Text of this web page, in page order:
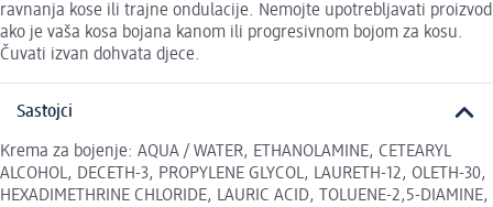
ravnanja kose ili trajne ondulacije. Nemojte upotrebljavati proizvod
ako je vaša kosa bojana kanom ili progresivnom bojom za kosu.
Čuvati izvan dohvata djece.
Sastojci
Krema za bojenje: AQUA / WATER, ETHANOLAMINE, CETEARYL
ALCOHOL, DECETH-3, PROPYLENE GLYCOL, LAURETH-12, OLETH-30,
HEXADIMETHRINE CHLORIDE, LAURIC ACID, TOLUENE-2,5-DIAMINE,